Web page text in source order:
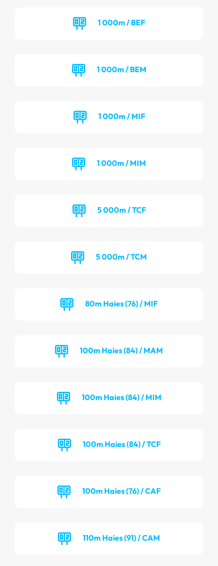
1 000m / BEF
1 000m / BEM
1 000m / MIF
1 000m / MIM
5 000m / TCF
5 000m / TCM
80m Haies (76) / MIF
100m Haies (84) / MAM
100m Haies (84) / MIM
100m Haies (84) / TCF
100m Haies (76) / CAF
110m Haies (91) / CAM